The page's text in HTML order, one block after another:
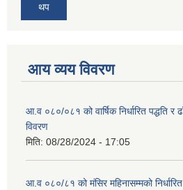
थप
आय व्यय विवरण
आ.व ०८०/०८१ को वार्षिक निर्धारित पद्धति
विवरण
मिति: 08/28/2024 - 17:05
आ.व ०८०/८१ को मंसिर महिनासम्मको